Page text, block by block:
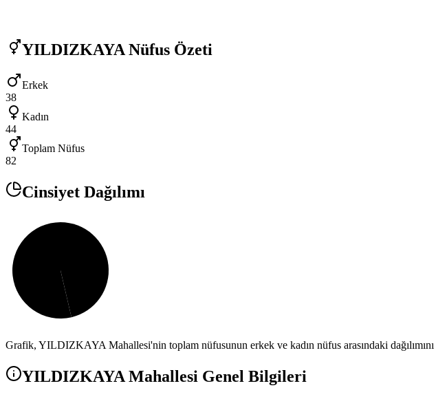
YILDIZKAYA Nüfus Özeti
Erkek
38
Kadın
44
Toplam Nüfus
82
Cinsiyet Dağılımı
Grafik, YILDIZKAYA Mahallesi'nin toplam nüfusunun erkek ve kadın nüfus arasındaki
YILDIZKAYA Mahallesi Genel Bilgileri